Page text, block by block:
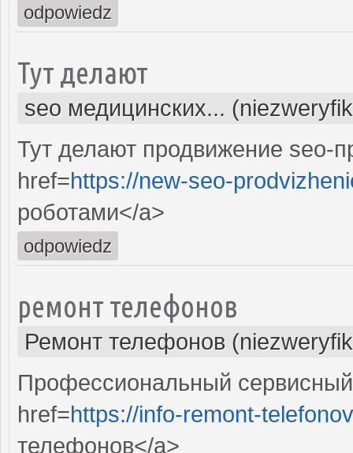
odpowiedz
Тут делают
seo медицинских...
Тут делают продвижение seo-
href=https://new-seo-
роботами</a>
odpowiedz
ремонт телефонов
Ремонт телефонов
Профессиональный
href=https://info-remont-
телефонов</a>